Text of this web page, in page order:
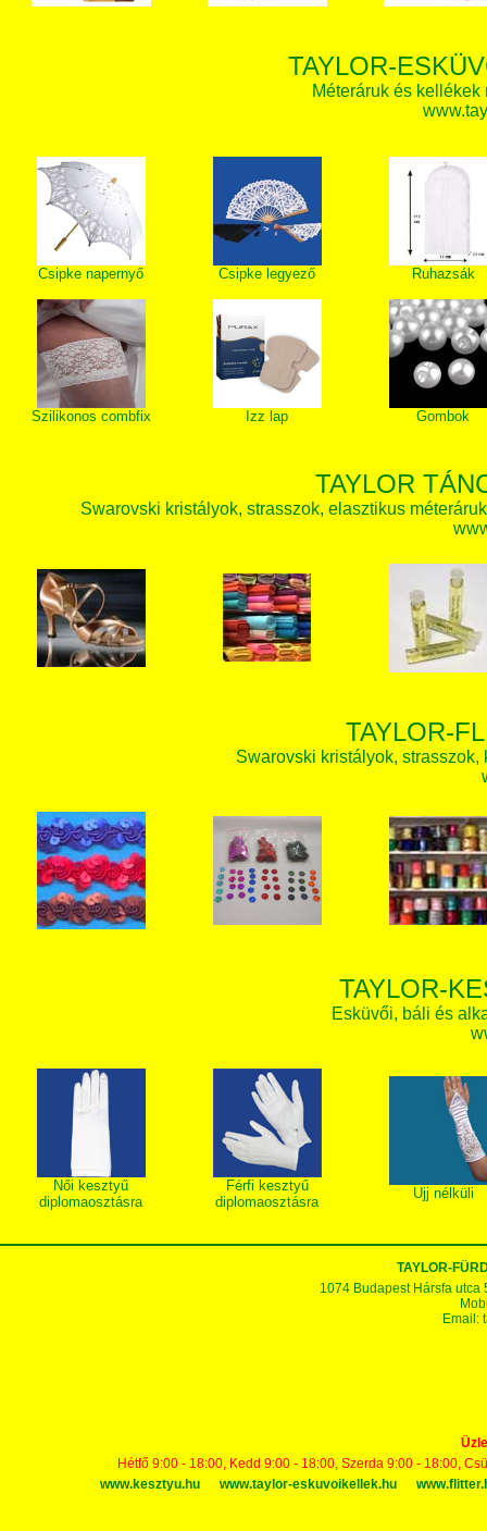
TAYLOR-
Méteráruk és
Csipke napernyő Csipke legyező Ruhazsák
Szilikonos combfix Izz lap Gombok
TAYLOR
Swarovski kristályok, strasszok, elasztikus
TAYLOR-
Swarovski kristályok,
TAYLOR-
Esküvői, báli és
Női kesztyű
diplomaosztásra
Férfi kesztyű
diplomaosztásra
Ujj nélküli
TAYLOR-
1074 Budapest Hársfa utca
Email:
Hétfő 9:00 - 18:00, Kedd 9:00 - 18:00, Szerda 9:00 - 18:00,
www.kesztyu.hu
www.taylor-eskuvoikellek.hu